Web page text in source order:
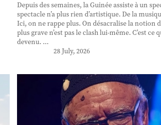
Depuis des semaines, la Guinée assiste à un
spectacle n’a plus rien d’artistique. De la
Ici, on ne rappe plus. On désacralise la notion
plus grave n’est pas le clash lui-même. C’est ce
devenu. ...
28 July, 2026